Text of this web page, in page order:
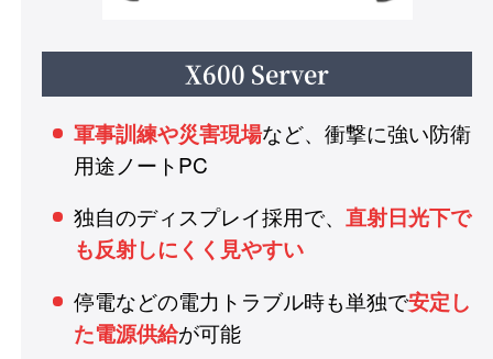
X600 Server
軍事訓練や災害現場など、衝撃に強い防衛
用途ノートPC
独自のディスプレイ採用で、 直射日光下で
も反射しにくく見やすい
停電などの電力トラブル時も単独で安定し
た電源供給が可能